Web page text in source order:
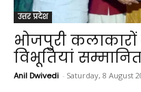
उत्तर प्रदेश
भोजपुरी
विभूतियां
Anil Dwivedi - Saturday, 8 August